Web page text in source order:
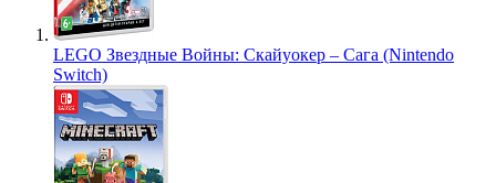
LEGO Звездные Войны: Скайуокер – Сага (Nintendo
Switch)